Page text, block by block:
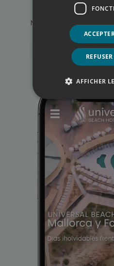
N’oubliez pas de nous
AFFICHER